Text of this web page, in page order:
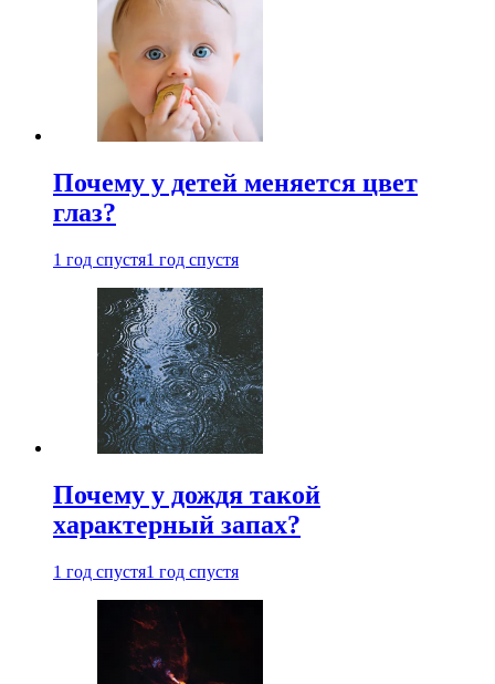
Почему у детей меняется цвет
глаз?
1 год спустя1 год спустя
Почему у дождя такой
характерный запах?
1 год спустя1 год спустя